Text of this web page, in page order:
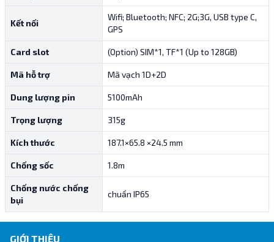
Kết nối
Wifi; Bluetooth; NFC; 2G;3G, USB type C,
GPS
Card slot (Option) SIM*1, TF*1 (Up to 128GB)
Mã hỗ trợ Mã vạch 1D+2D
Dung lượng pin 5100mAh
Trọng lượng 315g
Kích thước 187.1×65.8 ×24.5 mm
Chống sốc 1.8m
Chống nước chống
bụi
chuẩn IP65
GIỚI THIỆU